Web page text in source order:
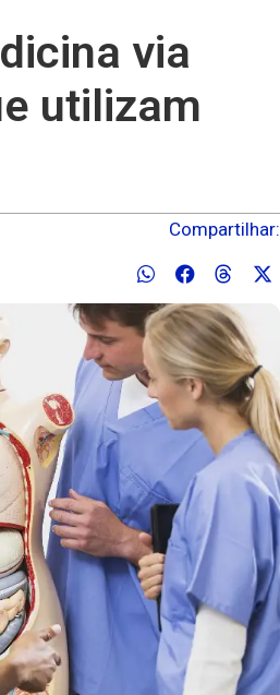
via
utilizam
Compartilhar: